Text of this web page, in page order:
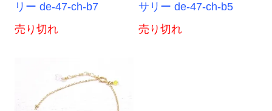
リー de-47-ch-b7
売り切れ
サリー de-47-ch-b5
売り切れ